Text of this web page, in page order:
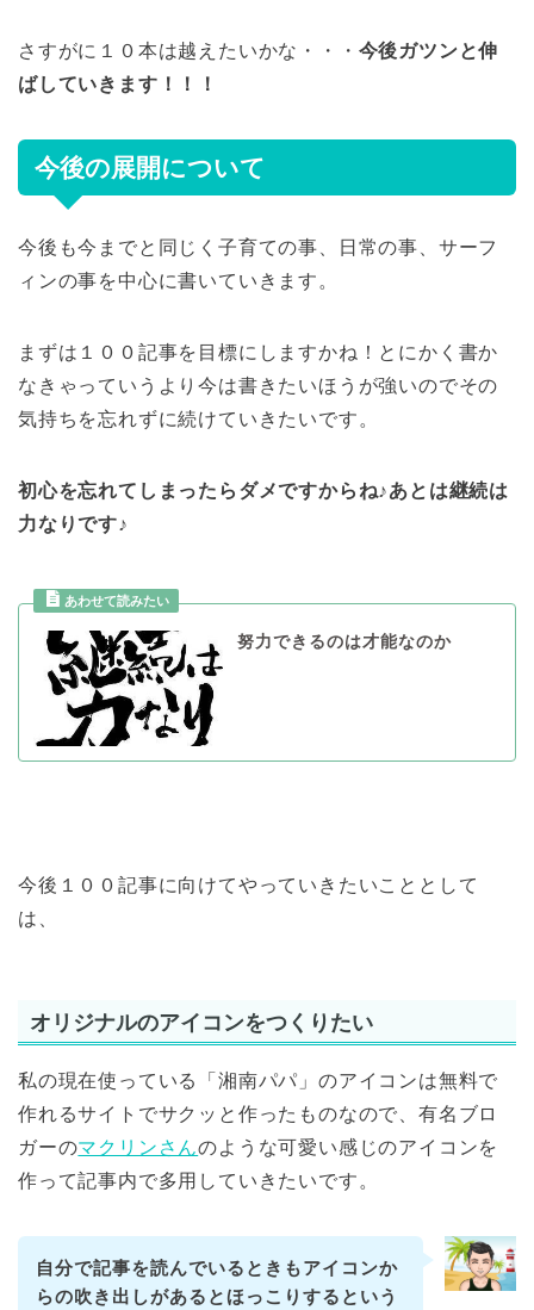
さすがに１０本は越えたいかな・・・ 今後ガツンと伸
ばしていきます！！！
今後の展開について
今後も今までと同じく子育ての事、日常の事、サーフ
ィンの事を中心に書いていきます。
まずは１００記事を目標にしますかね！とにかく書か
なきゃっていうより今は書きたいほうが強いのでその
気持ちを忘れずに続けていきたいです。
初心を忘れてしまったらダメですからね♪あとは継続は
力なりです♪
努力できるのは才能なのか
今後１００記事に向けてやっていきたいこととして
は、
オリジナルのアイコンをつくりたい
私の現在使っている「湘南パパ」のアイコンは無料で
作れるサイトでサクッと作ったものなので、有名ブロ
ガーのマクリンさんのような可愛い感じのアイコンを
作って記事内で多用していきたいです。
自分で記事を読んでいるときもアイコンか
らの吹き出しがあるとほっこりするという